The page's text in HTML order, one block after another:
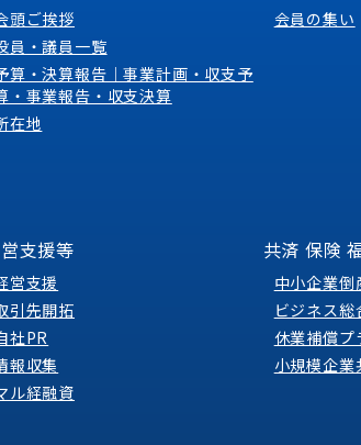
頭ご挨拶
員・議員一覧
算・決算報告｜事業計画・収支予
・事業報告・収支決算
在地
会員の集い
支援等
営支援
引先開拓
社PR
報収集
ル経融資
共済 保険
中小企業倒
ビジネス総
休業補償プ
小規模企業